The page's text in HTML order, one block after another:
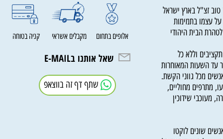
בארץ ישראל
בתמימות
וללא כל
השעות המאוחרות
מכל גווני הקשת.
מחוליים,
שתף דף זה בווצאפ